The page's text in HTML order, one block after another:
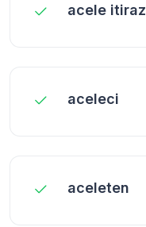
acele itiraz
aceleci
aceleten